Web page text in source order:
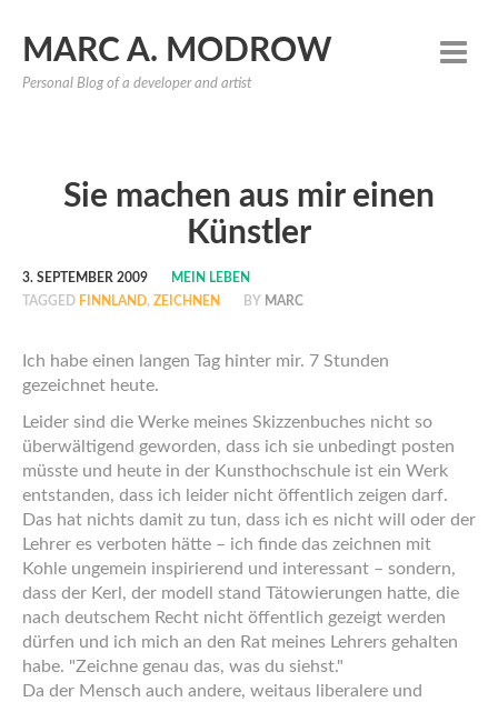
MARC A. MODROW
Personal Blog of a developer and artist
Sie machen aus mir einen
Künstler
3. SEPTEMBER 2009
MEIN LEBEN
TAGGED FINNLAND, ZEICHNEN BY MARC
Ich habe einen langen Tag hinter mir. 7 Stunden
gezeichnet heute.
Leider sind die Werke meines Skizzenbuches nicht so
überwältigend geworden, dass ich sie unbedingt posten
müsste und heute in der Kunsthochschule ist ein Werk
entstanden, dass ich leider nicht öffentlich zeigen darf.
Das hat nichts damit zu tun, dass ich es nicht will oder der
Lehrer es verboten hätte – ich finde das zeichnen mit
Kohle ungemein inspirierend und interessant – sondern,
dass der Kerl, der modell stand Tätowierungen hatte, die
nach deutschem Recht nicht öffentlich gezeigt werden
dürfen und ich mich an den Rat meines Lehrers gehalten
habe. "Zeichne genau das, was du siehst."
Da der Mensch auch andere, weitaus liberalere und